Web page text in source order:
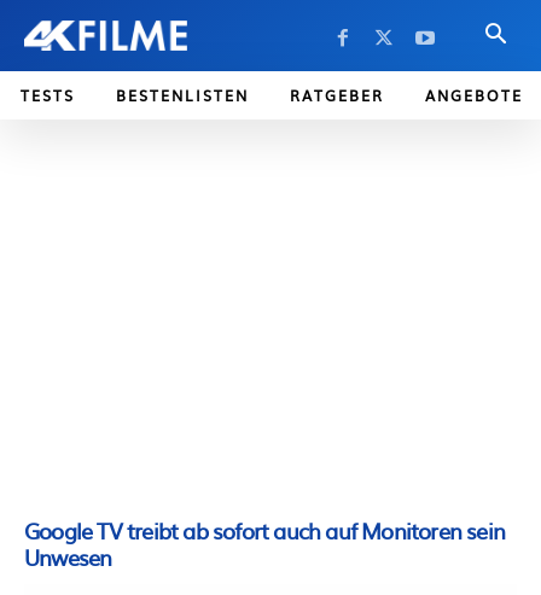
TESTS BESTENLISTEN RATGEBER ANGEBOTE
Google TV treibt ab sofort auch auf Monitoren sein
Unwesen